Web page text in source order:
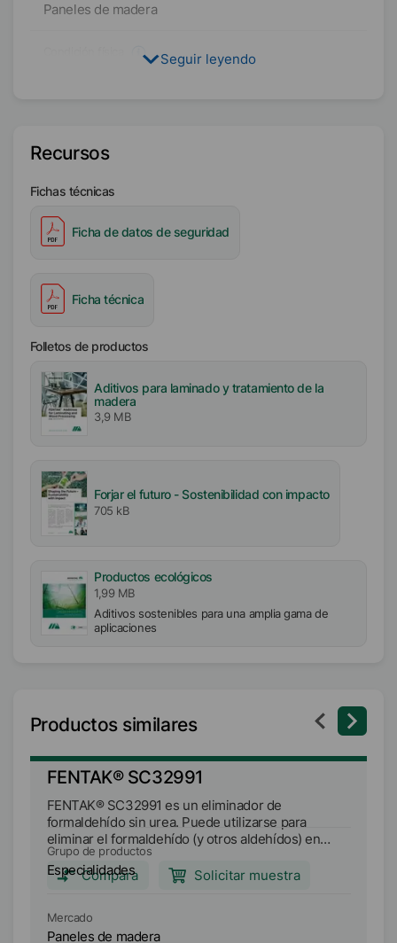
Paneles de madera
EMEA
Seguir leyendo
Recursos
Fichas técnicas
Ficha de datos de seguridad
Ficha técnica
Folletos de productos
Aditivos para laminado y tratamiento de la
madera
3,9 MB
Forjar el futuro - Sostenibilidad con impacto
705 kB
Productos ecológicos
1,99 MB
Aditivos sostenibles para una amplia gama de
aplicaciones
Productos similares
FENTAK® SC32991
FENTAK® SC32991 es un eliminador de
formaldehído sin urea. Puede utilizarse para
eliminar el formaldehído (y otros aldehídos) en
sistemas basados en formaldehído, como las
resinas amínicas (en particular las resinas de urea
determinadas normas sobre emisiones. FENTAK®
Compara Solicitar muestra
Grupo de productos
Especialidades
Mercado
Paneles de madera